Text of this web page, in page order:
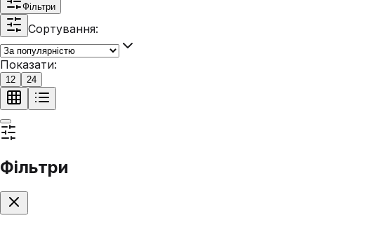
Фільтри
Сортування:
Показати:
12 24
Фільтри